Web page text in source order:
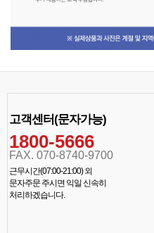
고객센터(문자가능)
1800-5666
FAX. 070-8740-9700
근무시간(07:00-21:00) 외
문자주문 주시면 익일 신속히
처리하겠습니다.